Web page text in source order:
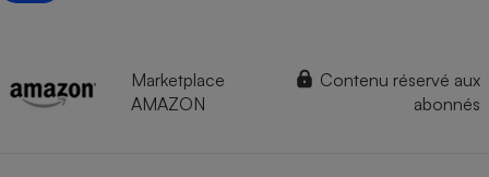
Marketplace
AMAZON
Contenu réservé aux
abonnés